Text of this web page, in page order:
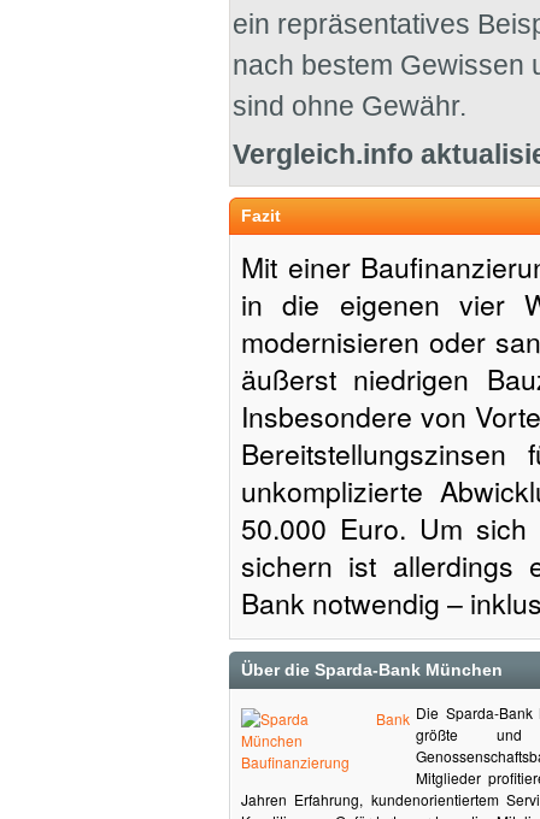
ein repräsentatives
nach bestem Gewissen
sind ohne Gewähr.
Vergleich.info
Fazit
Mit einer
in die eigenen vier
modernisieren oder
äußerst niedrigen
Insbesondere von
unkomplizierte
50.000 Euro. Um
sichern ist allerdings
Bank notwendig –
Über die Sparda-Bank München
Die Sparda-
größte und
Mitglieder
Jahren Erfahrung, kundenorientiertem